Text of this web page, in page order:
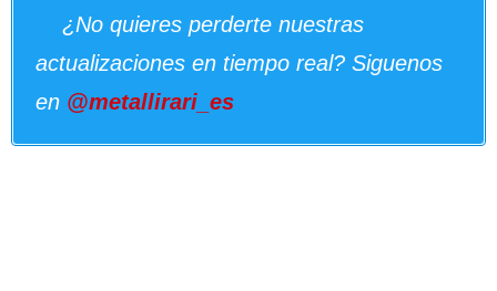
¿No quieres perderte nuestras
actualizaciones en tiempo real? Siguenos
en @metallirari_es